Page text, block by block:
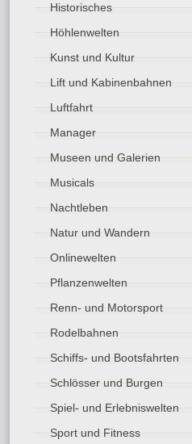
Historisches
Höhlenwelten
Kunst und Kultur
Lift und Kabinenbahnen
Luftfahrt
Manager
Museen und Galerien
Musicals
Nachtleben
Natur und Wandern
Onlinewelten
Pflanzenwelten
Renn- und Motorsport
Rodelbahnen
Schiffs- und Bootsfahrten
Schlösser und Burgen
Spiel- und Erlebniswelten
Sport und Fitness